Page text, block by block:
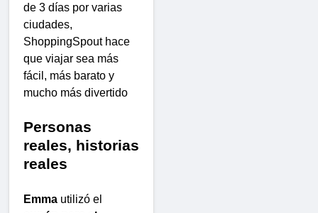
de 3 días por varias
ciudades,
ShoppingSpout hace
que viajar sea más
fácil, más barato y
mucho más divertido
Personas
reales, historias
reales
Emma utilizó el